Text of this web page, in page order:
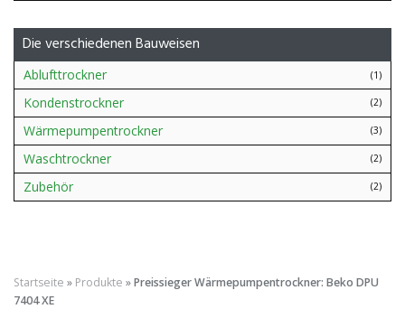
Die verschiedenen Bauweisen
Ablufttrockner (1)
Kondenstrockner (2)
Wärmepumpentrockner (3)
Waschtrockner (2)
Zubehör (2)
Startseite » Produkte »Preissieger Wärmepumpentrockner: Beko DPU
7404 XE